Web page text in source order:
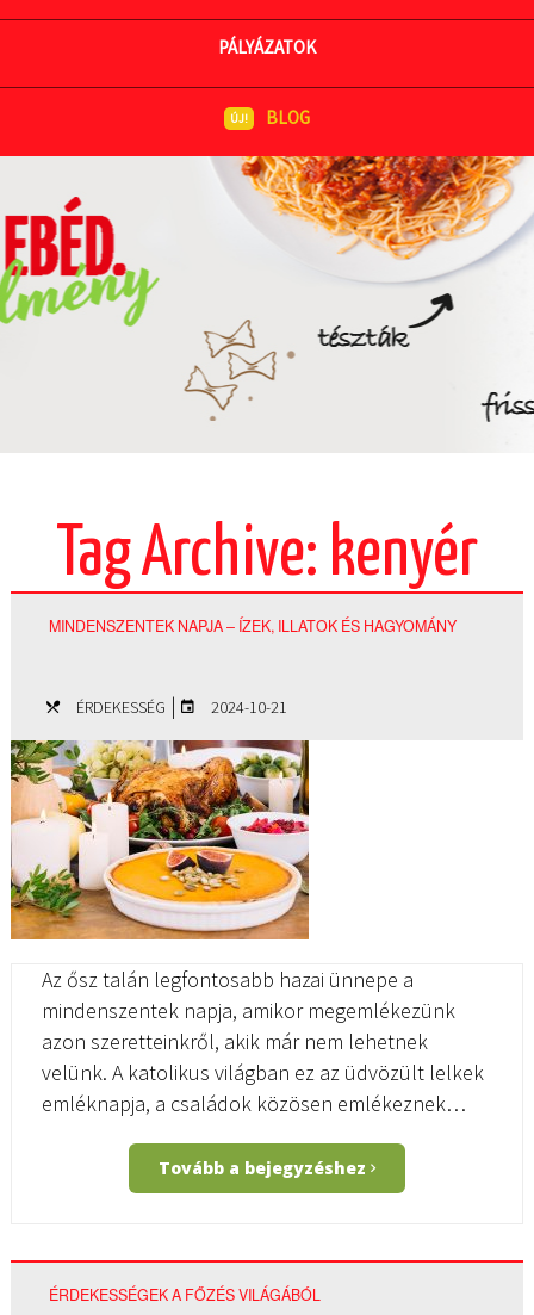
PÁLYÁZATOK
BLOG
Tag Archive: kenyér
MINDENSZENTEK NAPJA – ÍZEK, ILLATOK ÉS HAGYOMÁNY
ÉRDEKESSÉG | 2024-10-21
Az ősz talán legfontosabb hazai ünnepe a
mindenszentek napja, amikor megemlékezünk
azon szeretteinkről, akik már nem lehetnek
velünk. A katolikus világban ez az üdvözült lelkek
emléknapja, a családok közösen emlékeznek…
Tovább a bejegyzéshez
ÉRDEKESSÉGEK A FŐZÉS VILÁGÁBÓL